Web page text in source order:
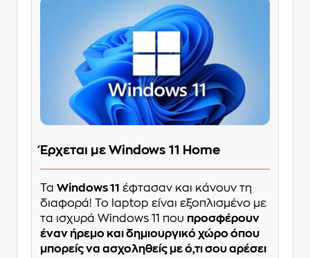
Έρχεται με Windows 11 Home
Τα Windows 11 έφτασαν και κάνουν τη
διαφορά! Το laptop είναι εξοπλισμένο με
τα ισχυρά Windows 11 που προσφέρουν
έναν ήρεμο και δημιουργικό χώρο όπου
μπορείς να ασχοληθείς με ό,τι σου αρέσει